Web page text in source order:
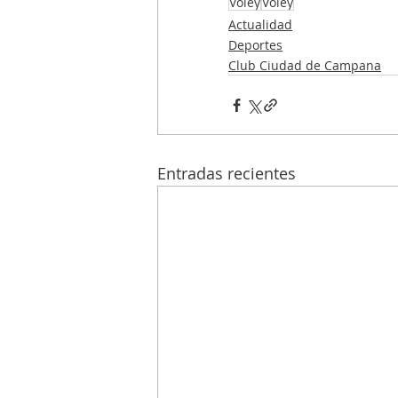
Actualidad
Deportes
Club Ciudad de Campana
Entradas recientes